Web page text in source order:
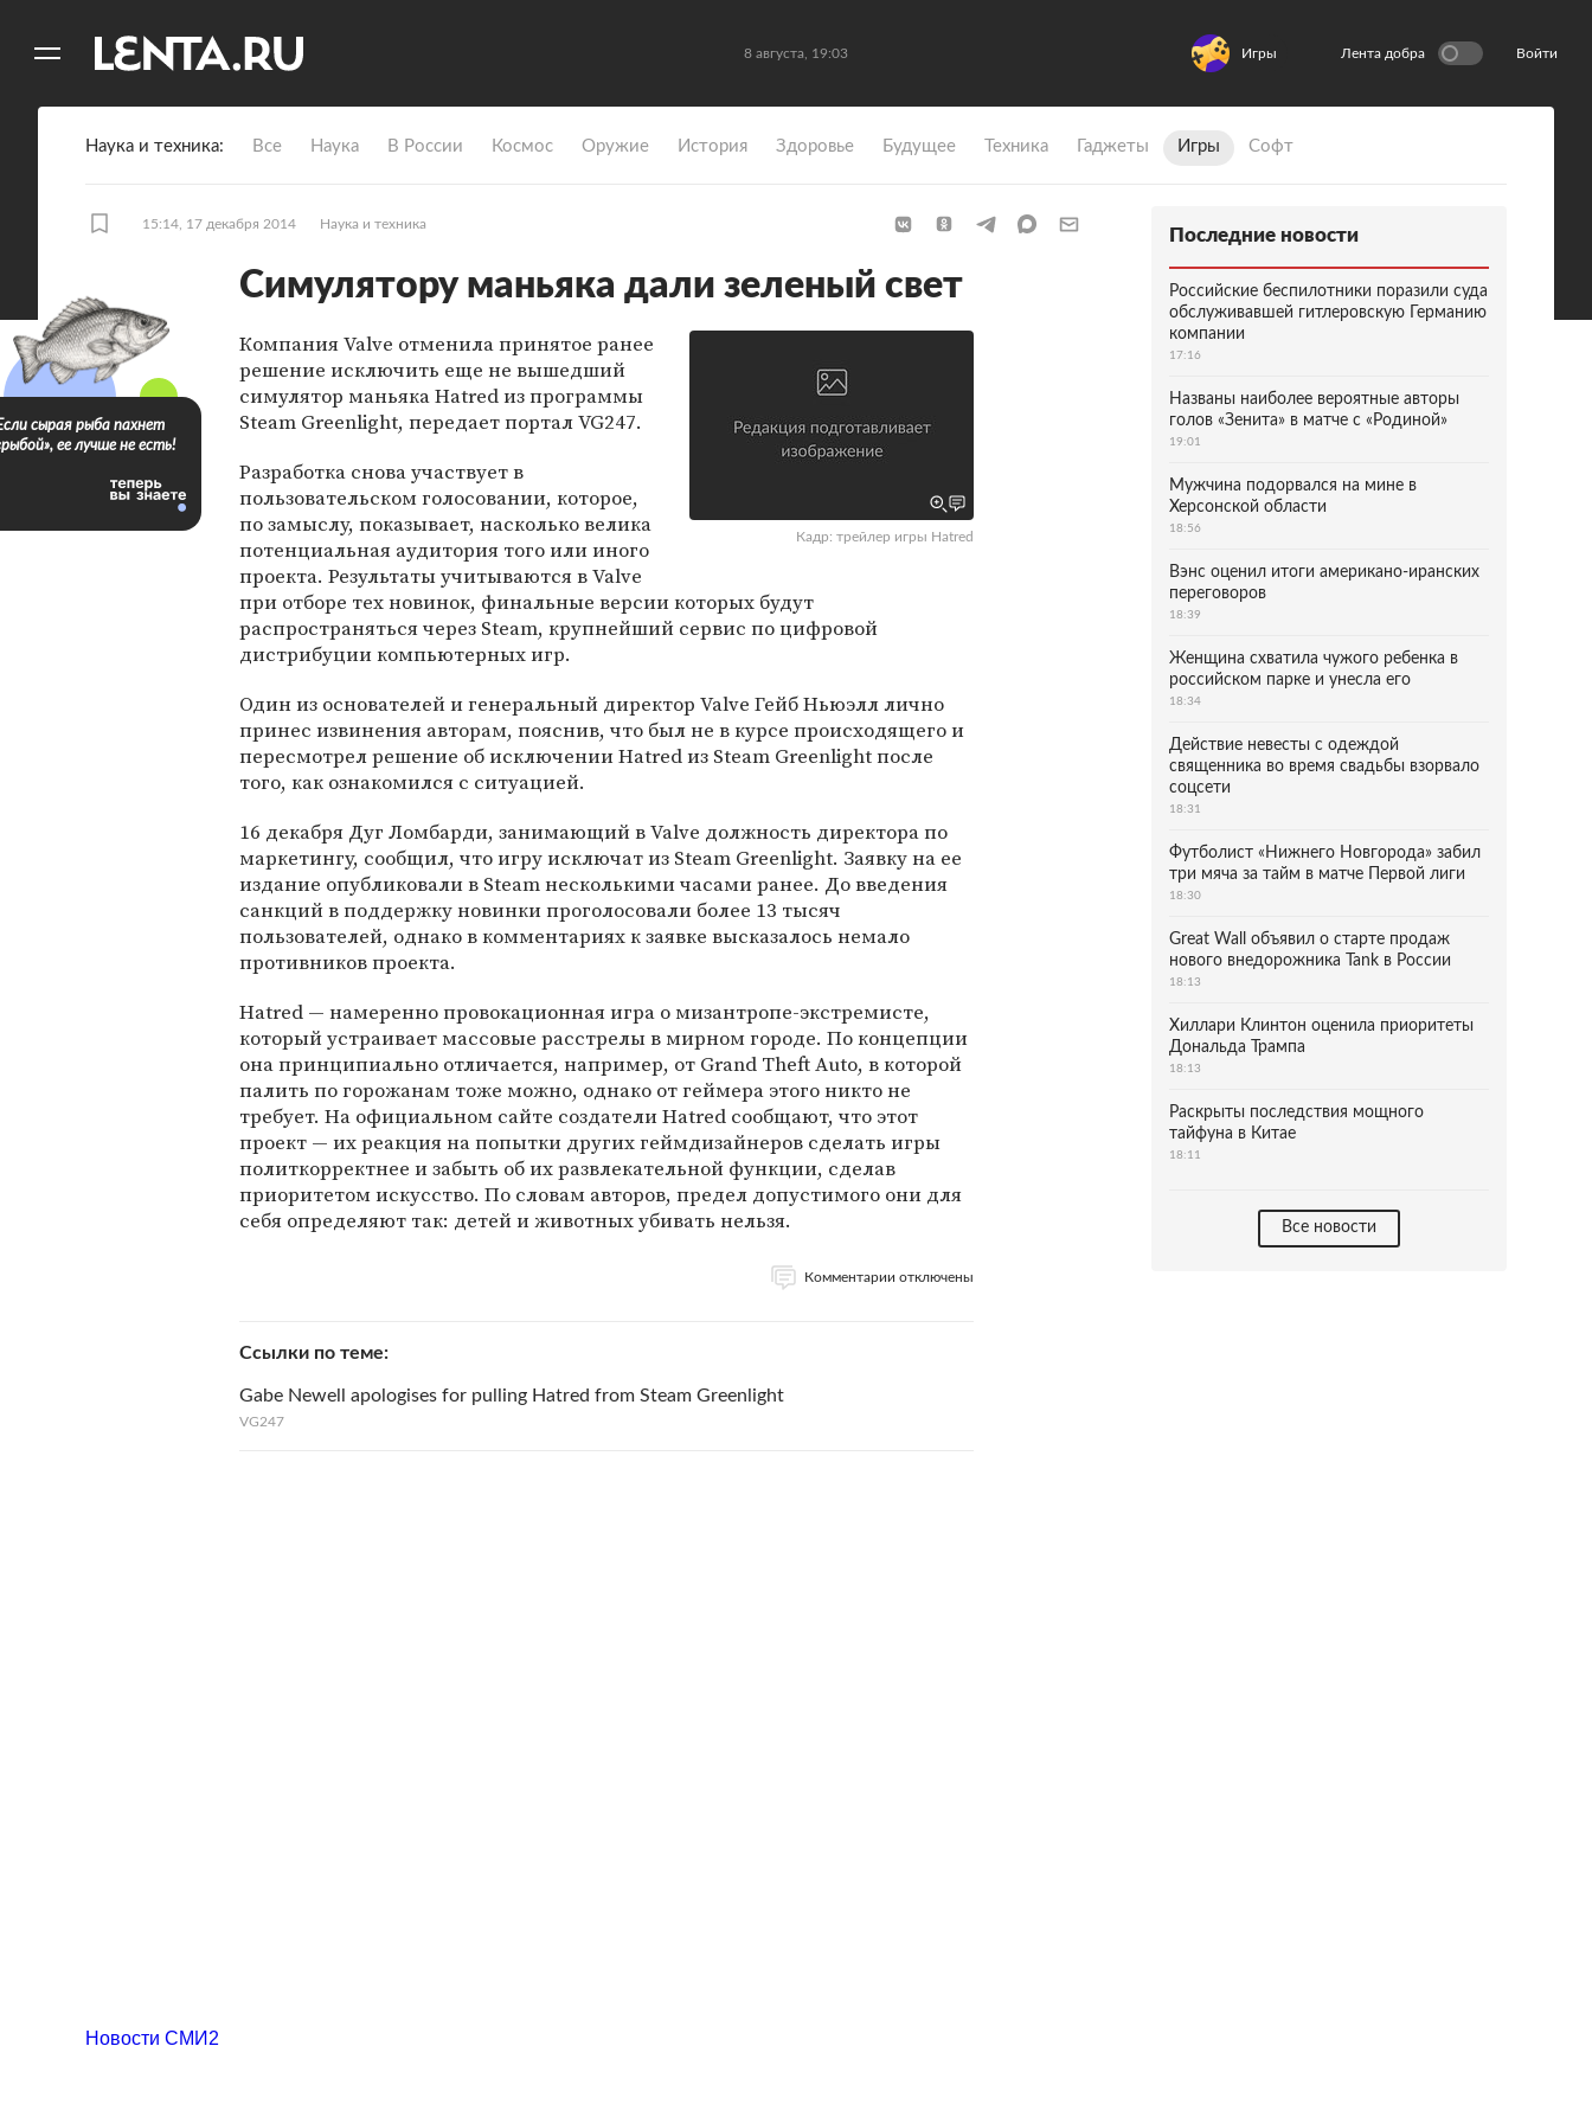
8 августа, 19:03 Игры Лента добра Войти
Наука и техника Все Наука В России Космос Оружие История Здоровье Будущее Техника Гаджеты Игры Софт
15:14, 17 декабря 2014 Наука и техника
Симулятору маньяка дали зеленый свет
Кадр: трейлер игры Hatred
Компания Valve отменила принятое ранее
решение исключить еще не вышедший
симулятор маньяка Hatred из программы
Steam Greenlight, передает портал VG247.
Разработка снова участвует в
пользовательском голосовании, которое,
по замыслу, показывает, насколько велика
потенциальная аудитория того или иного
проекта. Результаты учитываются в Valve
при отборе тех новинок, финальные версии которых будут
распространяться через Steam, крупнейший сервис по цифровой
дистрибуции компьютерных игр.
Один из основателей и генеральный директор Valve Гейб Ньюэлл лично
принес извинения авторам, пояснив, что был не в курсе происходящего и
пересмотрел решение об исключении Hatred из Steam Greenlight после
того, как ознакомился с ситуацией.
16 декабря Дуг Ломбарди, занимающий в Valve должность директора по
маркетингу, cообщил, что игру исключат из Steam Greenlight. Заявку на ее
издание опубликовали в Steam несколькими часами ранее. До введения
санкций в поддержку новинки проголосовали более 13 тысяч
пользователей, однако в комментариях к заявке высказалось немало
противников проекта.
Hatred — намеренно провокационная игра о мизантропе-экстремисте,
который устраивает массовые расстрелы в мирном городе. По концепции
она принципиально отличается, например, от Grand Theft Auto, в которой
палить по горожанам тоже можно, однако от геймера этого никто не
требует. На официальном сайте создатели Hatred сообщают, что этот
проект — их реакция на попытки других геймдизайнеров сделать игры
политкорректнее и забыть об их развлекательной функции, сделав
приоритетом искусство. По словам авторов, предел допустимого они для
себя определяют так: детей и животных убивать нельзя.
Комментарии отключены
Ссылки по теме
Gabe Newell apologises for pulling Hatred from Steam Greenlight
VG247
сырая рыба пахнет
ее лучше не есть!
Последние новости
Российские беспилотники поразили суда
обслуживавшей гитлеровскую Германию
компании
17:16
Названы наиболее вероятные авторы
голов «Зенита» в матче с «Родиной»
19:01
Мужчина подорвался на мине в
Херсонской области
18:56
Вэнс оценил итоги американо-иранских
переговоров
18:39
Женщина схватила чужого ребенка в
российском парке и унесла его
18:34
Действие невесты с одеждой
священника во время свадьбы взорвало
соцсети
18:31
Футболист «Нижнего Новгорода» забил
три мяча за тайм в матче Первой лиги
18:30
Great Wall объявил о старте продаж
нового внедорожника Tank в России
18:13
Хиллари Клинтон оценила приоритеты
Дональда Трампа
18:13
Раскрыты последствия мощного
тайфуна в Китае
18:11
Все новости
Новости СМИ2